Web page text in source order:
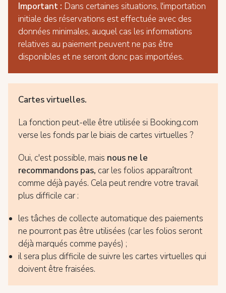
Important : Dans certaines situations, l'importation
initiale des réservations est effectuée avec des
données minimales, auquel cas les informations
relatives au paiement peuvent ne pas être
disponibles et ne seront donc pas importées.
Cartes virtuelles.
La fonction peut-elle être utilisée si Booking.com
verse les fonds par le biais de cartes virtuelles ?
Oui, c'est possible, mais nous ne le
recommandons pas, car les folios apparaîtront
comme déjà payés. Cela peut rendre votre travail
plus difficile car :
les tâches de collecte automatique des paiements
ne pourront pas être utilisées (car les folios seront
déjà marqués comme payés) ;
il sera plus difficile de suivre les cartes virtuelles qui
doivent être fraisées.